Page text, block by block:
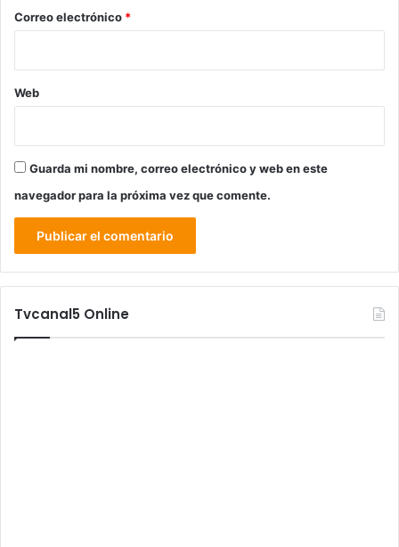
*
Correo electrónico *
Web
Guarda mi nombre, correo electrónico y web en este
navegador para la próxima vez que comente.
Tvcanal5 Online